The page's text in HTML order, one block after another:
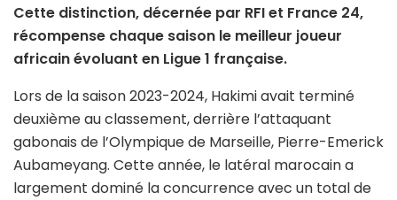
Cette distinction, décernée par RFI et France 24,
récompense chaque saison le meilleur joueur
africain évoluant en Ligue 1 française.
Lors de la saison 2023-2024, Hakimi avait terminé
deuxième au classement, derrière l’attaquant
gabonais de l’Olympique de Marseille, Pierre-Emerick
Aubameyang. Cette année, le latéral marocain a
largement dominé la concurrence avec un total de